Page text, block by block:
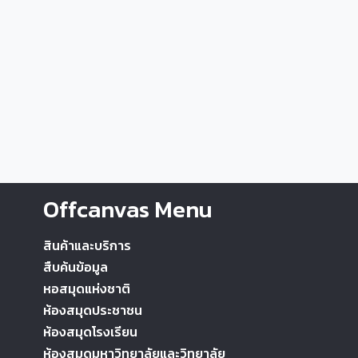
Offcanvas Menu
สินค้าและบริการ
สืบค้นข้อมูล
หอสมุดแห่งชาติ
ห้องสมุดประชาชน
ห้องสมุดโรงเรียน
ห้องสมุดมหาวิทยาลัยและวิทยาลัย